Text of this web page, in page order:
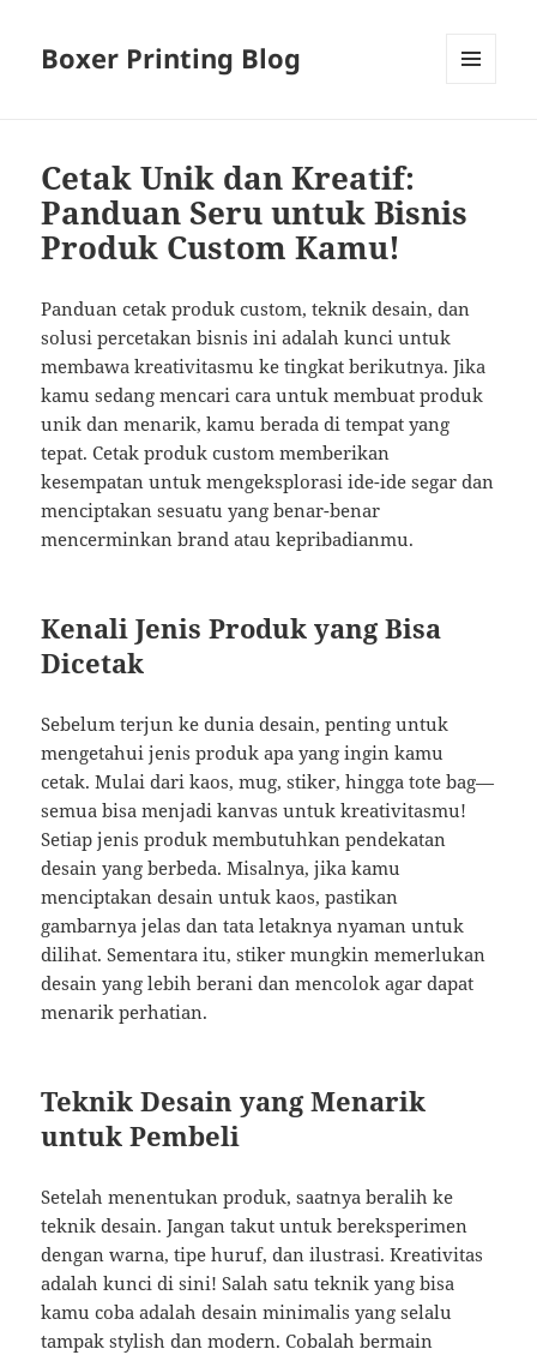
Boxer Printing Blog
Cetak Unik dan Kreatif:
Panduan Seru untuk Bisnis
Produk Custom Kamu!
Panduan cetak produk custom, teknik desain, dan
solusi percetakan bisnis ini adalah kunci untuk
membawa kreativitasmu ke tingkat berikutnya. Jika
kamu sedang mencari cara untuk membuat produk
unik dan menarik, kamu berada di tempat yang
tepat. Cetak produk custom memberikan
kesempatan untuk mengeksplorasi ide-ide segar dan
menciptakan sesuatu yang benar-benar
mencerminkan brand atau kepribadianmu.
Kenali Jenis Produk yang Bisa
Dicetak
Sebelum terjun ke dunia desain, penting untuk
mengetahui jenis produk apa yang ingin kamu
cetak. Mulai dari kaos, mug, stiker, hingga tote bag—
semua bisa menjadi kanvas untuk kreativitasmu!
Setiap jenis produk membutuhkan pendekatan
desain yang berbeda. Misalnya, jika kamu
menciptakan desain untuk kaos, pastikan
gambarnya jelas dan tata letaknya nyaman untuk
dilihat. Sementara itu, stiker mungkin memerlukan
desain yang lebih berani dan mencolok agar dapat
menarik perhatian.
Teknik Desain yang Menarik
untuk Pembeli
Setelah menentukan produk, saatnya beralih ke
teknik desain. Jangan takut untuk bereksperimen
dengan warna, tipe huruf, dan ilustrasi. Kreativitas
adalah kunci di sini! Salah satu teknik yang bisa
kamu coba adalah desain minimalis yang selalu
tampak stylish dan modern. Cobalah bermain